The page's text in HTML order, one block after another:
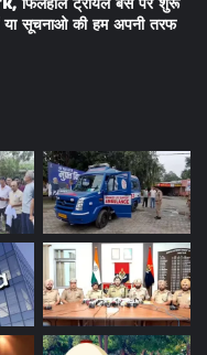
या सूचनाओ की हम अपनी तरफ